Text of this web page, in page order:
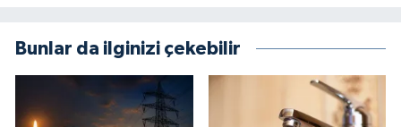
Bunlar da ilginizi çekebilir